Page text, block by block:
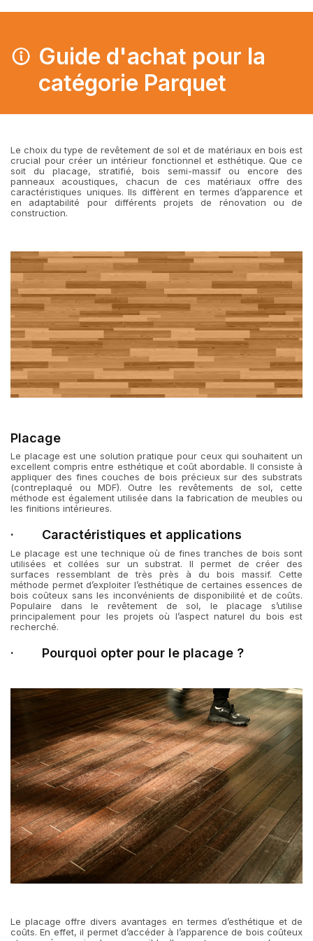
Guide d'achat pour la
catégorie Parquet
Le choix du type de revêtement de sol et de matériaux en bois est
crucial pour créer un intérieur fonctionnel et esthétique. Que ce
soit du placage, stratifié, bois semi-massif ou encore des
panneaux acoustiques, chacun de ces matériaux offre des
caractéristiques uniques. Ils diffèrent en termes d’apparence et
en adaptabilité pour différents projets de rénovation ou de
construction.
Placage
Le placage est une solution pratique pour ceux qui souhaitent un
excellent compris entre esthétique et coût abordable. Il consiste à
appliquer des fines couches de bois précieux sur des substrats
(contreplaqué ou MDF). Outre les revêtements de sol, cette
méthode est également utilisée dans la fabrication de meubles ou
les finitions intérieures.
· Caractéristiques et applications
Le placage est une technique où de fines tranches de bois sont
utilisées et collées sur un substrat. Il permet de créer des
surfaces ressemblant de très près à du bois massif. Cette
méthode permet d’exploiter l’esthétique de certaines essences de
bois coûteux sans les inconvénients de disponibilité et de coûts.
Populaire dans le revêtement de sol, le placage s’utilise
principalement pour les projets où l’aspect naturel du bois est
recherché.
· Pourquoi opter pour le placage ?
Le placage offre divers avantages en termes d’esthétique et de
coûts. En effet, il permet d’accéder à l’apparence de bois coûteux